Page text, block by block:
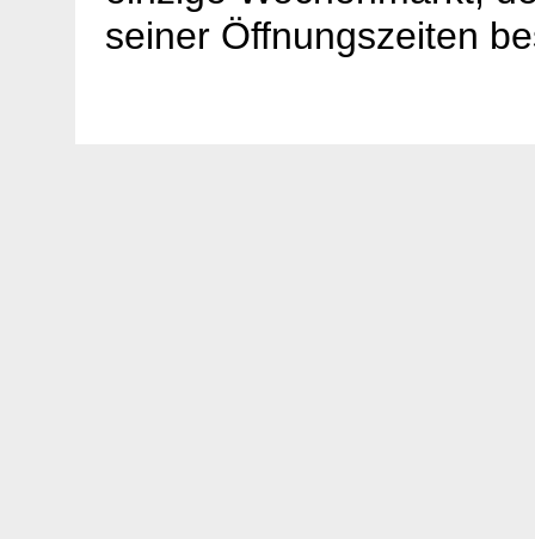
seiner Öffnungszeiten